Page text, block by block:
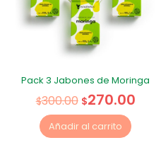
Pack 3 Jabones de Moringa
$300.00 $270.00
Añadir al carrito